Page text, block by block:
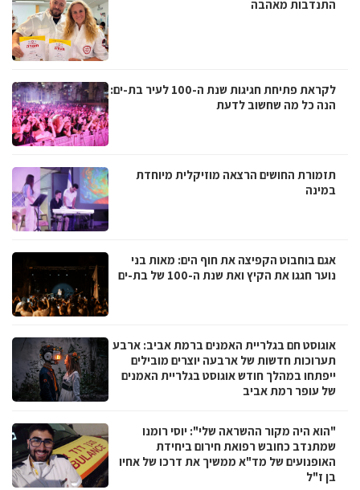
התנדבות מאהבה
לקראת פתיחת חגיגות שנת ה-100 לעיר בת-ים:
הנה כל מה שחשוב לדעת
תזמורת החושים הרצאה מוזיקלית מיוחדת
במינה
אגם בוחבוט הקפיצה את חוף הים: מאות בני
נוער חגגו את הקיץ ואת שנת ה-100 של בת-ים
אוגוסט חם בגלריית האמנים ברמת אביב: ארבע
תערוכות חדשות של ארבעה יוצרים מובילים
ייפתחו במהלך חודש אוגוסט בגלריית האמנים
של עופר רמת אביב
"הוא היה מקור ההשראה שלי": יוסי רומנו
שמתנדב כחובש רפואת חירום ביחידת
האופנועים של מד"א ממשיך את דרכו של אחיו
בן ז"ל